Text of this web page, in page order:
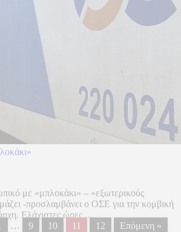
με «μπλοκάκι» – «εξωτερικούς
-προσλαμβάνει ο ΟΣΕ για την κομβική
Ελάχιστες ώρες ...
… 9 10 11 12
Επόμενη »